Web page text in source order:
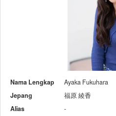
Nama Lengkap
Ayaka Fukuhara
Jepang
福原 綾香
Alias
-